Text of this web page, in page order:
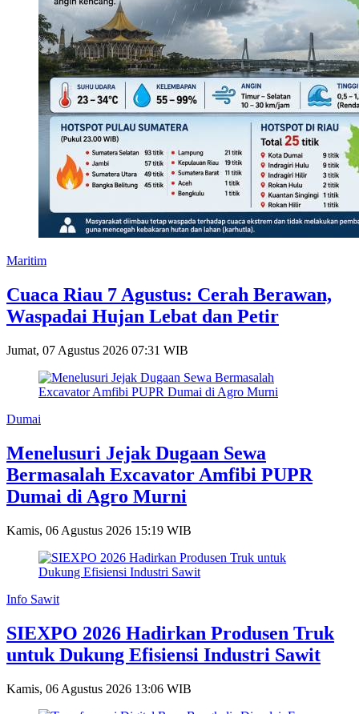
Maritim
Cuaca Riau 7 Agustus: Cerah Berawan,
Waspadai Hujan Lebat dan Petir
Jumat, 07 Agustus 2026 07:31 WIB
Dumai
Menelusuri Jejak Dugaan Sewa
Bermasalah Excavator Amfibi PUPR
Dumai di Agro Murni
Kamis, 06 Agustus 2026 15:19 WIB
Info Sawit
SIEXPO 2026 Hadirkan Produsen Truk
untuk Dukung Efisiensi Industri Sawit
Kamis, 06 Agustus 2026 13:06 WIB